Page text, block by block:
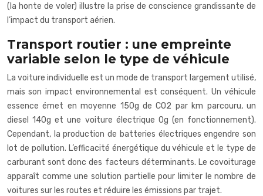
(la honte de voler) illustre la prise de conscience grandissante de
l’impact du transport aérien.
Transport routier : une empreinte
variable selon le type de véhicule
La voiture individuelle est un mode de transport largement utilisé,
mais son impact environnemental est conséquent. Un véhicule
essence émet en moyenne 150g de CO2 par km parcouru, un
diesel 140g et une voiture électrique 0g (en fonctionnement).
Cependant, la production de batteries électriques engendre son
lot de pollution. L’efficacité énergétique du véhicule et le type de
carburant sont donc des facteurs déterminants. Le covoiturage
apparaît comme une solution partielle pour limiter le nombre de
voitures sur les routes et réduire les émissions par trajet.